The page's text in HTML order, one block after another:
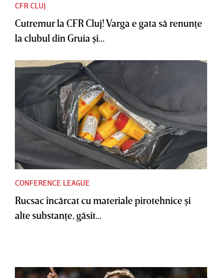
CFR CLUJ
Cutremur la CFR Cluj! Varga e gata să renunţe
la clubul din Gruia şi...
CONFERENCE LEAGUE
Rucsac încărcat cu materiale pirotehnice şi
alte substanţe, găsit...